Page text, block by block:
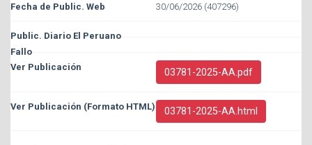
30/06/2026 (407296)
03781-2025-AA.pdf
03781-2025-AA.html